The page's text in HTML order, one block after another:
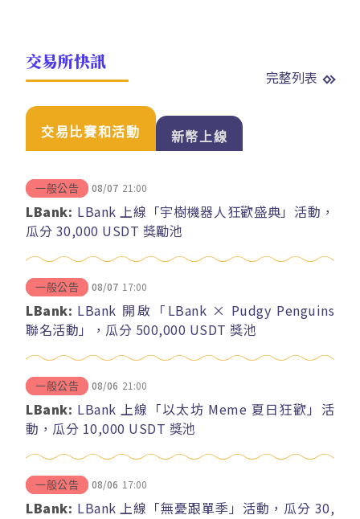
交易所快訊
完整列表
交易比賽和活動 新幣上線
一般公告 08/07 21:00
LBank: LBank 上線「宇樹機器人狂歡盛典」活動，
瓜分 30,000 USDT 獎勵池
一般公告 08/07 17:00
LBank: LBank 開啟「LBank × Pudgy Penguins
聯名活動」，瓜分 500,000 USDT 獎池
一般公告 08/06 21:00
LBank: LBank 上線「以太坊 Meme 夏日狂歡」活
動，瓜分 10,000 USDT 獎池
一般公告 08/06 17:00
LBank: LBank 上線「無憂跟單季」活動，瓜分 30,